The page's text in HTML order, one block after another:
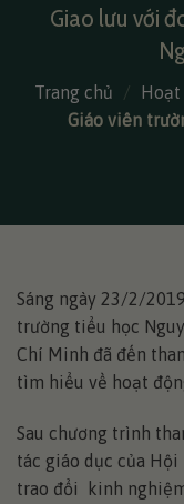
Giao lưu với
Trang chủ / Hoạt
Giáo viên
Sáng ngày 23/2/
trường tiểu học
Chí Minh đã đến
tìm hiểu về hoạt
Sau chương trình
tác giáo dục của
trao đổi kinh